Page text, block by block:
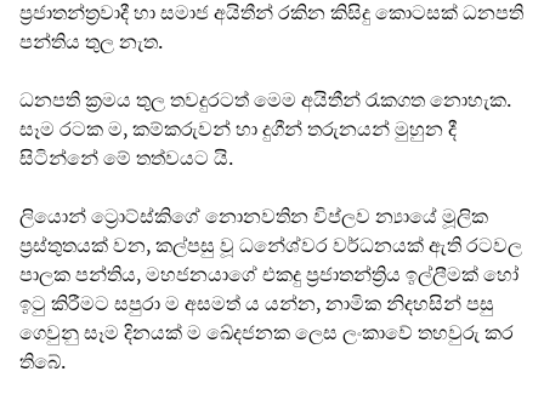
ප්‍රජාතන්ත්‍රවාදී හා සමාජ අයිතීන් රකින කිසිදු කොටසක් ධනපති
පන්තිය තුල නැත.
ධනපති ක්‍රමය තුල තවදුරටත් මෙම අයිතීන් රැකගත නොහැක.
සෑම රටක ම, කම්කරුවන් හා දුගීන් තරුනයන් මුහුන දී
සිටින්නේ මේ තත්වයට යි.
ලියොන් ට්‍රොට්ස්කිගේ නොනවතින විප්ලව න්‍යායේ මූලික
ප්‍රස්තුතයක් වන, කල්පසු වූ ධනේශ්වර වර්ධනයක් ඇති රටවල
පාලක පන්තිය, මහජනයාගේ එකදු ප්‍රජාතන්ත්‍රිය ඉල්ලීමක් හෝ
ඉටු කිරීමට සපුරා ම අසමත් ය යන්න, නාමික නිදහසින් පසු
ගෙවුනු සෑම දිනයක් ම ඛේදජනක ලෙස ලංකාවේ තහවුරු කර
තිබේ.